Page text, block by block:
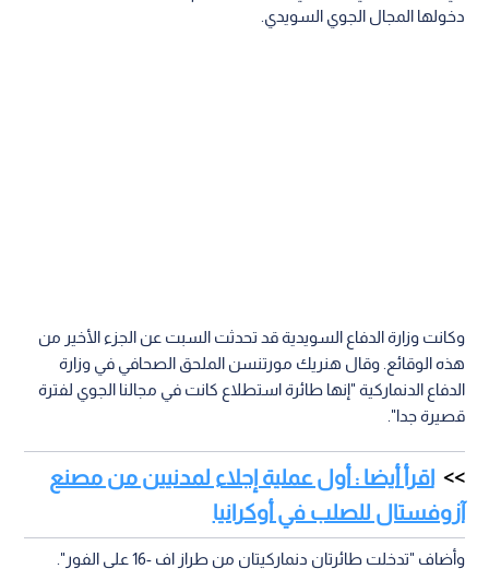
دخولها المجال الجوي السويدي.
وكانت وزارة الدفاع السويدية قد تحدثت السبت عن الجزء الأخير من
هذه الوقائع. وقال هنريك مورتنسن الملحق الصحافي في وزارة
الدفاع الدنماركية "إنها طائرة استطلاع كانت في مجالنا الجوي لفترة
قصيرة جدا".
اقرأ أيضا : أول عملية إجلاء لمدنيين من مصنع
آزوفستال للصلب في أوكرانيا
وأضاف "تدخلت طائرتان دنماركيتان من طراز اف -16 على الفور".